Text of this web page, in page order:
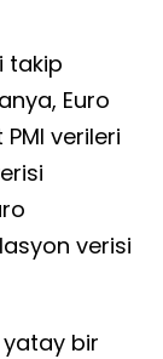
takip
Euro
verileri
verisi
bir